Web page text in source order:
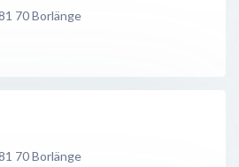
70Borlänge
70Borlänge